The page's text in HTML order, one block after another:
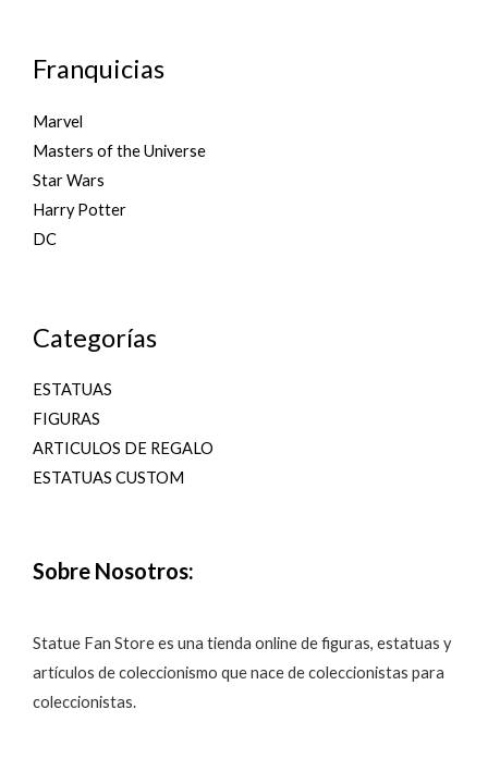
Franquicias
Marvel
Masters of the Universe
Star Wars
Harry Potter
DC
Categorías
ESTATUAS
FIGURAS
ARTICULOS DE REGALO
ESTATUAS CUSTOM
Sobre Nosotros:
Statue Fan Store es una tienda online de figuras, estatuas y
artículos de coleccionismo que nace de coleccionistas para
coleccionistas.